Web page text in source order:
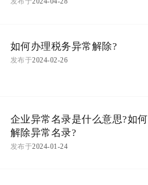
如何办理税务异常解除?
发布于2024-02-26
企业异常名录是什么意思?如何
解除异常名录?
发布于2024-01-24